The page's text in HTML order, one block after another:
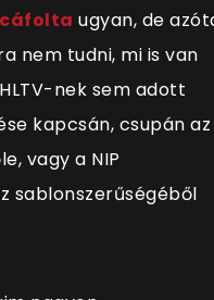
ugyan, de
nem tudni, mi is van
nek sem adott
kapcsán, csupán az
vagy a NIP
sablonszerűségéből